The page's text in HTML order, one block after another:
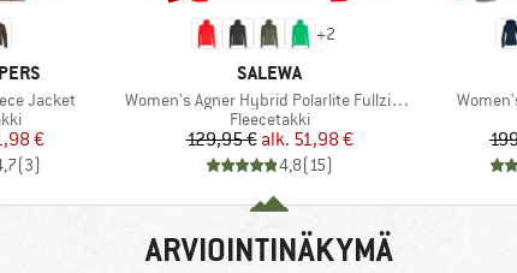
Jacket
hinta
€
(3)
+2
MERKKI
SALEWA
Tuote
Women's Agner Hybrid Polarlite Fullzip Hoody
Tuoteryhmä
Fleecetakki
Hinta
129,95 € Alennettu hinta
alk. 51,98 €
4,8(15)
Tuote
ARVIOINTINÄKYMÄ